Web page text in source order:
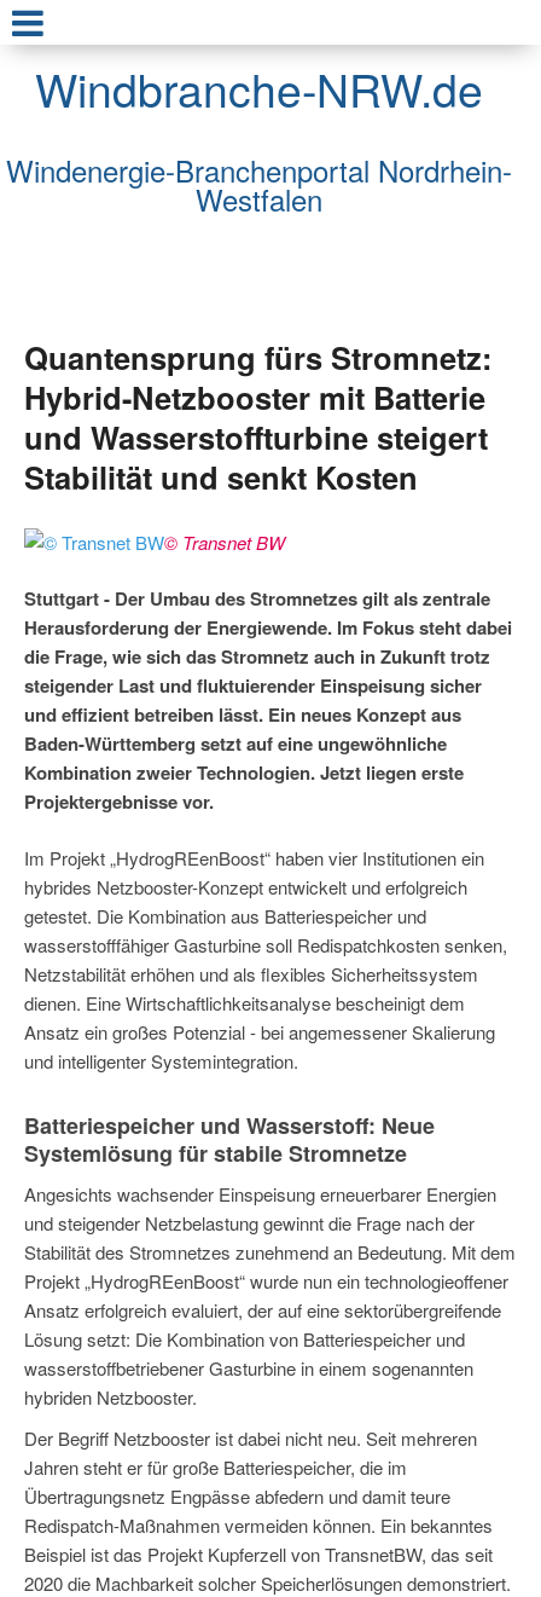
Windbranche-NRW.de
Windenergie-Branchenportal Nordrhein-
Westfalen
Quantensprung fürs Stromnetz:
Hybrid-Netzbooster mit Batterie
und Wasserstoffturbine steigert
Stabilität und senkt Kosten
© Transnet BW
Stuttgart - Der Umbau des Stromnetzes gilt als zentrale
Herausforderung der Energiewende. Im Fokus steht dabei
die Frage, wie sich das Stromnetz auch in Zukunft trotz
steigender Last und fluktuierender Einspeisung sicher
und effizient betreiben lässt. Ein neues Konzept aus
Baden-Württemberg setzt auf eine ungewöhnliche
Kombination zweier Technologien. Jetzt liegen erste
Projektergebnisse vor.
Im Projekt „HydrogREenBoost“ haben vier Institutionen ein
hybrides Netzbooster-Konzept entwickelt und erfolgreich
getestet. Die Kombination aus Batteriespeicher und
wasserstofffähiger Gasturbine soll Redispatchkosten senken,
Netzstabilität erhöhen und als flexibles Sicherheitssystem
dienen. Eine Wirtschaftlichkeitsanalyse bescheinigt dem
Ansatz ein großes Potenzial - bei angemessener Skalierung
und intelligenter Systemintegration.
Batteriespeicher und Wasserstoff: Neue
Systemlösung für stabile Stromnetze
Angesichts wachsender Einspeisung erneuerbarer Energien
und steigender Netzbelastung gewinnt die Frage nach der
Stabilität des Stromnetzes zunehmend an Bedeutung. Mit dem
Projekt „HydrogREenBoost“ wurde nun ein technologieoffener
Ansatz erfolgreich evaluiert, der auf eine sektorübergreifende
Lösung setzt: Die Kombination von Batteriespeicher und
wasserstoffbetriebener Gasturbine in einem sogenannten
hybriden Netzbooster.
Der Begriff Netzbooster ist dabei nicht neu. Seit mehreren
Jahren steht er für große Batteriespeicher, die im
Übertragungsnetz Engpässe abfedern und damit teure
Redispatch-Maßnahmen vermeiden können. Ein bekanntes
Beispiel ist das Projekt Kupferzell von TransnetBW, das seit
2020 die Machbarkeit solcher Speicherlösungen demonstriert.